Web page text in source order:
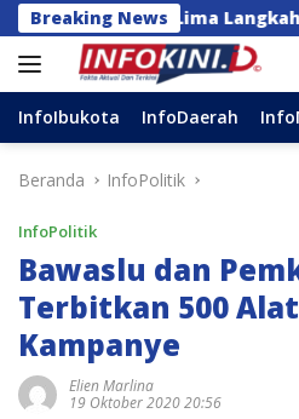
Langsung
ke
konten
Breaking News
Dorong Lima Langkah Konkret
InfoIbukota InfoDaerah
Beranda InfoPolitik
InfoPolitik
Bawaslu dan
Terbitkan 500
Kampanye
Elien Marlina
19 Oktober 2020 20:56